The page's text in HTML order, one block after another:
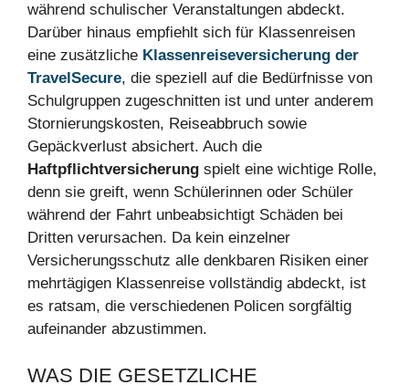
während schulischer Veranstaltungen abdeckt.
Darüber hinaus empfiehlt sich für Klassenreisen
eine zusätzliche Klassenreiseversicherung der
TravelSecure, die speziell auf die Bedürfnisse von
Schulgruppen zugeschnitten ist und unter anderem
Stornierungskosten, Reiseabbruch sowie
Gepäckverlust absichert. Auch die
Haftpflichtversicherung spielt eine wichtige Rolle,
denn sie greift, wenn Schülerinnen oder Schüler
während der Fahrt unbeabsichtigt Schäden bei
Dritten verursachen. Da kein einzelner
Versicherungsschutz alle denkbaren Risiken einer
mehrtägigen Klassenreise vollständig abdeckt, ist
es ratsam, die verschiedenen Policen sorgfältig
aufeinander abzustimmen.
WAS DIE GESETZLICHE